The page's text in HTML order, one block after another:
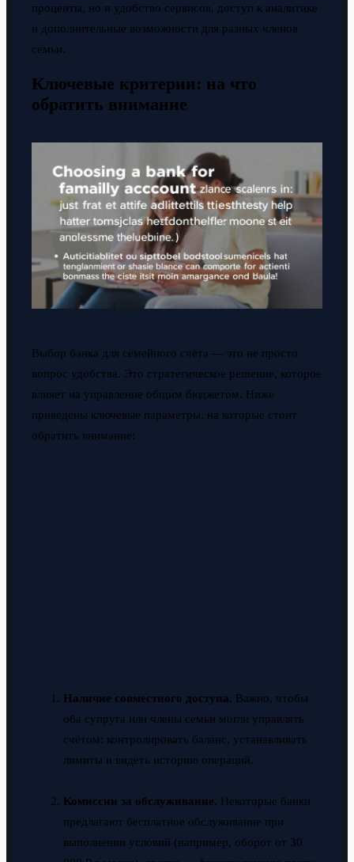
проценты, но и удобство сервисов, доступ к аналитике
и дополнительные возможности для разных членов
семьи.
Ключевые критерии: на что
обратить внимание
Выбор банка для семейного счёта — это не просто
вопрос удобства. Это стратегическое решение, которое
влияет на управление общим бюджетом. Ниже
приведены ключевые параметры, на которые стоит
обратить внимание:
Наличие совместного доступа. Важно, чтобы
оба супруга или члены семьи могли управлять
счётом: контролировать баланс, устанавливать
лимиты и видеть историю операций.
Комиссии за обслуживание. Некоторые банки
предлагают бесплатное обслуживание при
выполнении условий (например, оборот от 30